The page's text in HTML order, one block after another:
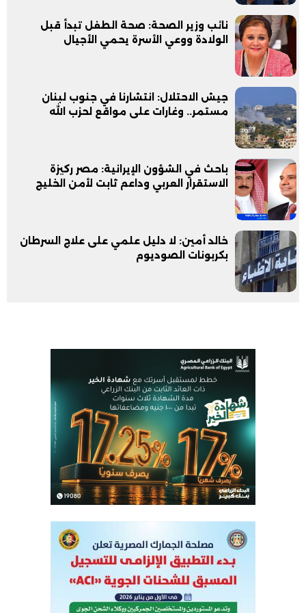
نائب وزير الصحة: صحة الطفل تبدأ قبل
الولادة ووعي الأسرة يحمي الأجيال
جيش الاحتلال: انتشارنا في جنوب لبنان
مستمر.. وغارات على مواقع لحزب الله
باحث في الشؤون الإيرانية: مصر ركيزة
الاستقرار العربي وداعم ثابت لأمن الخليج
خالد أمين: لا دليل علمي على علاج السرطان
بكربونات الصوديوم